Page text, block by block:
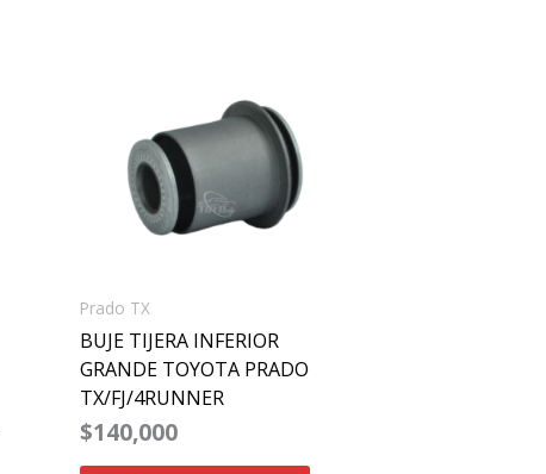
Prado TX
BUJE TIJERA INFERIOR
GRANDE TOYOTA PRADO
TX/FJ/4RUNNER
$140,000